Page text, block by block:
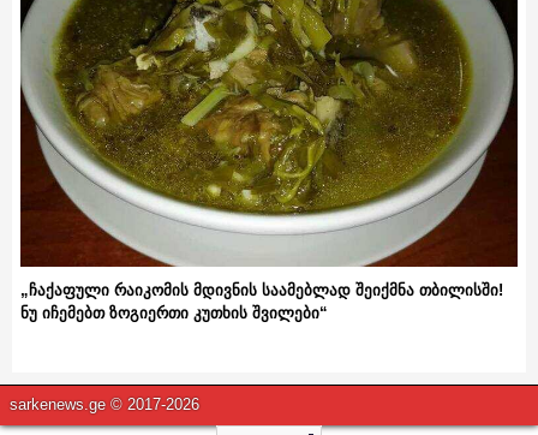
„ჩაქაფული რაიკომის მდივნის საამებლად შეიქმნა თბილისში!
ნუ იჩემებთ ზოგიერთი კუთხის შვილები“
sarkenews.ge © 2017-2026